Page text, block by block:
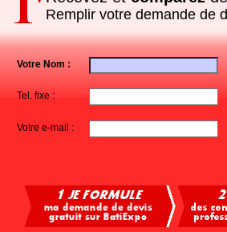
Remplir votre demande de
Votre Nom :
Tel. fixe :
Votre e-mail :